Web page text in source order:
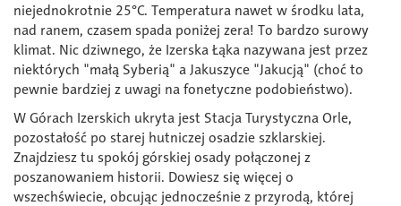
niejednokrotnie 25°C. Temperatura nawet w środku lata,
nad ranem, czasem spada poniżej zera! To bardzo surowy
klimat. Nic dziwnego, że Izerska Łąka nazywana jest przez
niektórych "małą Syberią" a Jakuszyce "Jakucją" (choć to
pewnie bardziej z uwagi na fonetyczne podobieństwo).
W Górach Izerskich ukryta jest Stacja Turystyczna Orle,
pozostałość po starej hutniczej osadzie szklarskiej.
Znajdziesz tu spokój górskiej osady połączonej z
poszanowaniem historii. Dowiesz się więcej o
wszechświecie, obcując jednocześnie z przyrodą, której